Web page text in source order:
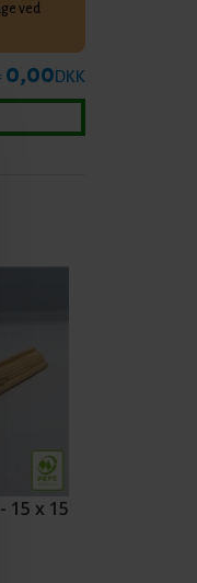
ved
0,00DKK
15 x 15